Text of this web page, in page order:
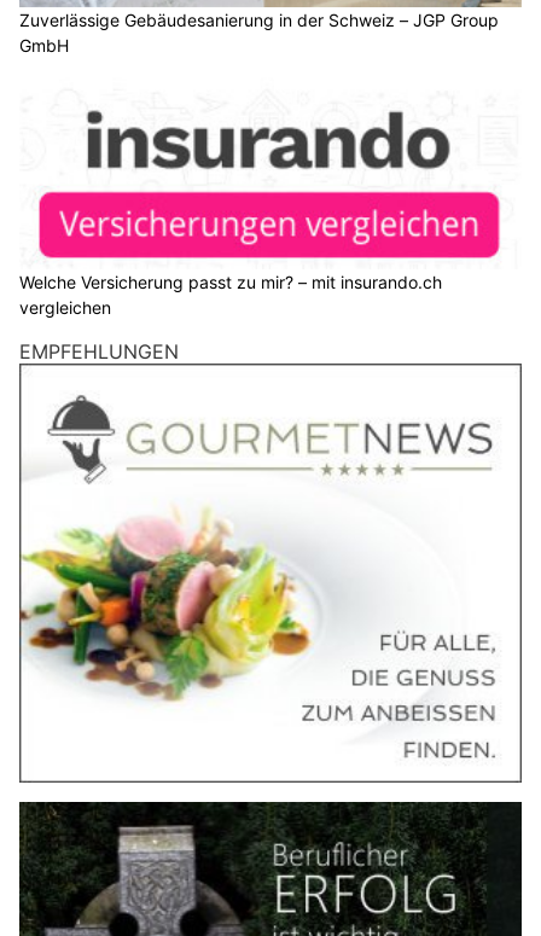
Zuverlässige Gebäudesanierung in der Schweiz – JGP Group
GmbH
Welche Versicherung passt zu mir? – mit insurando.ch
vergleichen
EMPFEHLUNGEN